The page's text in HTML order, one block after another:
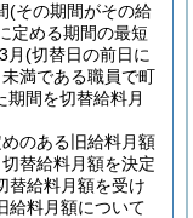
(その期間がその給
定める期間の最短
月(切替日の前日に
満である職員で町
期間を切替給料月
のある旧給料月額
替給料月額を決定
替給料月額を受け
給料月額について